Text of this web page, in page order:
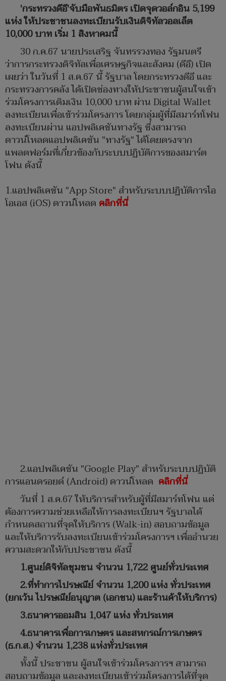
'กระทรวงดีอี'จับมือพันธมิตร เปิดจุดวอล์กอิน 5,199
แห่ง ให้ประชาชนลงทะเบียนรับเงินดิจิทัลวอลเล็ต
10,000 บาท เริ่ม 1 สิงหาคมนี้
30 ก.ค.67 นายประเสริฐ จันทรรวงทอง รัฐมนตรี
ว่าการกระทรวงดิจิทัลเพื่อเศรษฐกิจและสังคม (ดีอี) เปิด
เผยว่า ในวันที่ 1 ส.ค.67 นี้ รัฐบาล โดยกระทรวงดีอี และ
กระทรวงการคลัง ได้เปิดช่องทางให้ประชาชนผู้สนใจเข้า
ร่วมโครงการเติมเงิน 10,000 บาท ผ่าน Digital Wallet
ลงทะเบียนเพื่อเข้าร่วมโครงการ โดยกลุ่มผู้ที่มีสมาร์ทโฟน
ลงทะเบียนผ่าน แอปพลิเคชันทางรัฐ ซึ่งสามารถ
ดาวน์โหลดแอปพลิเคชัน "ทางรัฐ" ได้โดยตรงจาก
แพลตฟอร์มที่เกี่ยวข้องกับระบบปฏิบัติการของสมาร์ต
โฟน ดังนี้
1.แอปพลิเคชัน "App Store" สำหรับระบบปฏิบัติการไอ
โอเอส (iOS) ดาวน์โหลด คลิกที่นี่
2.แอปพลิเคชัน "Google Play" สำหรับระบบปฏิบัติ
การแอนดรอยด์ (Android) ดาวน์โหลด คลิกที่นี่
วันที่ 1 ส.ค.67 ให้บริการสำหรับผู้ที่มีสมาร์ทโฟน แต่
ต้องการความช่วยเหลือให้การลงทะเบียนฯ รัฐบาลได้
กำหนดสถานที่จุดให้บริการ (Walk-in) สอบถามข้อมูล
และให้บริการรับลงทะเบียนเข้าร่วมโครงการฯ เพื่ออำนวย
ความสะดวกให้กับประชาชน ดังนี้
1.ศูนย์ดิจิทัลชุมชน จำนวน 1,722 ศูนย์ทั่วประเทศ
2.ที่ทำการไปรษณีย์ จำนวน 1,200 แห่ง ทั่วประเทศ
(ยกเว้น ไปรษณีย์อนุญาต (เอกชน) และร้านค้าให้บริการ)
3.ธนาคารออมสิน 1,047 แห่ง ทั่วประเทศ
4.ธนาคารเพื่อการเกษตร และสหกรณ์การเกษตร
(ธ.ก.ส.) จำนวน 1,238 แห่งทั่วประเทศ
ทั้งนี้ ประชาชน ผู้สนใจเข้าร่วมโครงการฯ สามารถ
สอบถามข้อมูล และลงทะเบียนเข้าร่วมโครงการได้ที่จุด